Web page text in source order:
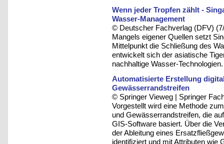
Wenn jeder Tropfen zählt -
Wasser-Management
© Deutscher Fachverlag (DFV)
Mangels eigener Quellen setzt
Mittelpunkt die Schließung des
entwickelt sich der asiatische
nachhaltige Wasser-Technologien.
Automatisierte Erstellung
Gewässerrandstreifen
© Springer Vieweg | Springer
Vorgestellt wird eine Methode
und Gewässerrandstreifen, die
GIS-Software basiert. Über die
der Ableitung eines
identifiziert und mit Attributen wie